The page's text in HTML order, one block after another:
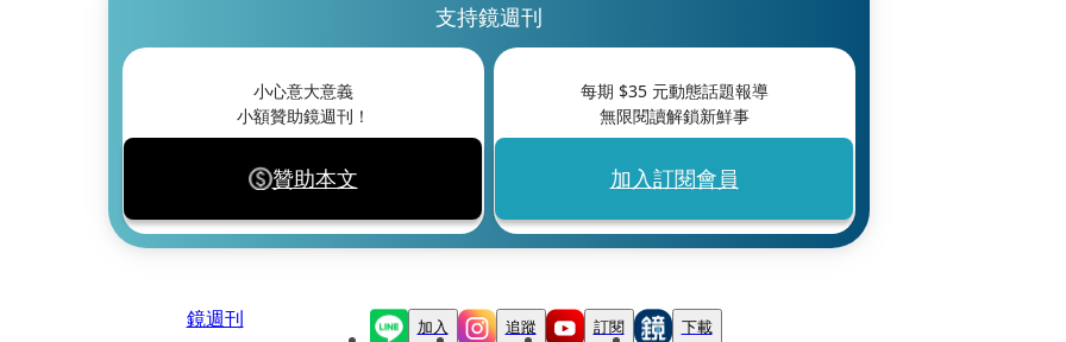
支持鏡週刊
小心意大意義
小額贊助鏡週刊！
贊助本文
每期 $35元動態話題報導
無限閱讀解鎖新鮮事
加入訂閱會員
鏡週刊 加入 追蹤 訂閱 下載